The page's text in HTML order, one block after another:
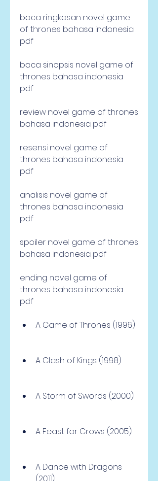
baca ringkasan novel game
of thrones bahasa indonesia
pdf
baca sinopsis novel game of
thrones bahasa indonesia
pdf
review novel game of thrones
bahasa indonesia pdf
resensi novel game of
thrones bahasa indonesia
pdf
analisis novel game of
thrones bahasa indonesia
pdf
spoiler novel game of thrones
bahasa indonesia pdf
ending novel game of
thrones bahasa indonesia
pdf
A Game of Thrones (1996)
A Clash of Kings (1998)
A Storm of Swords (2000)
A Feast for Crows (2005)
A Dance with Dragons